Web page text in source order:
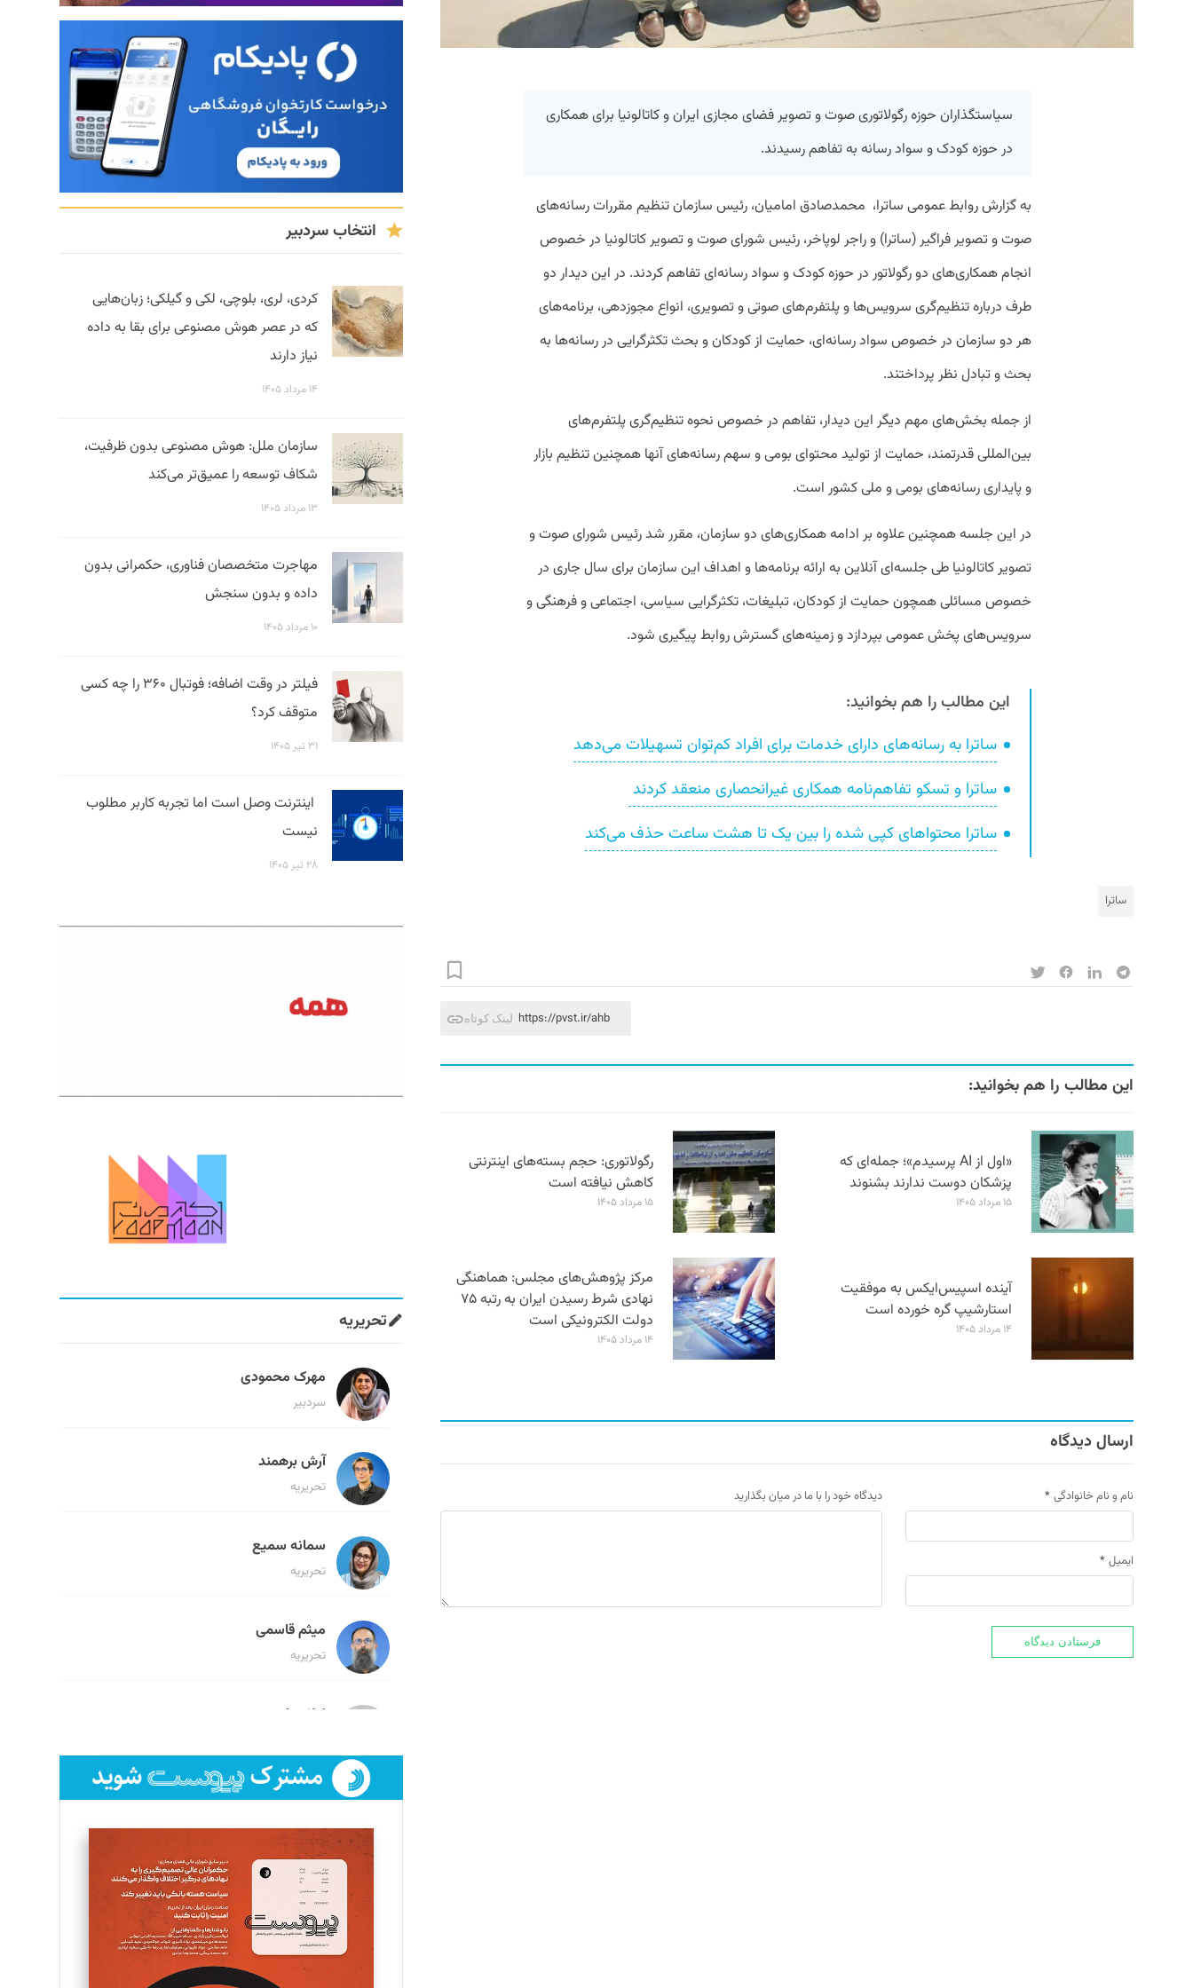
سیاستگذاران حوزه رگولاتوری صوت و تصویر فضای مجازی ایران و کاتالونیا برای همکاری
در حوزه کودک و سواد رسانه به تفاهم رسیدند.
به گزارش روابط عمومی ساترا، محمدصادق امامیان، رئیس سازمان تنظیم مقررات رسانه‌های
صوت و تصویر فراگیر (ساترا) و راجر لوپاخر، رئیس شورای صوت و تصویر کاتالونیا در خصوص
انجام همکاری‌های دو رگولاتور در حوزه کودک و سواد رسانه‌ای تفاهم کردند. در این دیدار دو
طرف درباره تنظیم‌گری سرویس‌ها و پلتفرم‌های صوتی و تصویری، انواع مجوزدهی، برنامه‌های
هر دو سازمان در خصوص سواد رسانه‌ای، حمایت از کودکان و بحث تکثرگرایی در رسانه‌ها به
بحث و تبادل نظر پرداختند.
از جمله‌ بخش‌های مهم دیگر این دیدار، تفاهم در خصوص نحوه تنظیم‌گری پلتفرم‌های
بین‌المللی قدرتمند، حمایت از تولید محتوای بومی و سهم رسانه‌های آنها همچنین تنظیم بازار
و پایداری رسانه‌های بومی و ملی کشور است.
در این جلسه همچنین علاوه بر ادامه همکاری‌های دو سازمان، مقرر شد رئیس شورای صوت و
تصویر کاتالونیا طی جلسه‌ای آنلاین به ارائه برنامه‌ها و اهداف این سازمان برای سال جاری در
خصوص مسائلی همچون حمایت از کودکان، تبلیغات، تکثرگرایی سیاسی، اجتماعی و فرهنگی و
سرویس‌های پخش عمومی بپردازد و زمینه‌های گسترش روابط پیگیری شود.
این مطالب را هم بخوانید:
ساترا به رسانه‌های دارای خدمات برای افراد کم‌توان تسهیلات می‌دهد
ساترا و تسکو تفاهم‌نامه همکاری غیرانحصاری منعقد کردند
ساترا محتواهای کپی شده را بین یک تا هشت ساعت حذف می‌کند
ساترا
لینک کوتاه https://pvst.ir/ahb
این مطالب را هم بخوانید:
«اول از AI پرسیدم»؛ جمله‌ای که
پزشکان دوست ندارند بشنوند
۱۵ مرداد ۱۴۰۵
رگولاتوری: حجم بسته‌های اینترنتی
کاهش نیافته است
۱۵ مرداد ۱۴۰۵
آینده اسپیس‌ایکس به موفقیت
استارشیپ گره خورده است
۱۴ مرداد ۱۴۰۵
مرکز پژوهش‌های مجلس: هماهنگی
نهادی شرط رسیدن ایران به رتبه ۷۵
دولت الکترونیکی است
۱۴ مرداد ۱۴۰۵
ارسال دیدگاه
نام و نام خانوادگی *
ایمیل *
دیدگاه خود را با ما در میان بگذارید
انتخاب سردبیر
کردی، لری، بلوچی، لکی و گیلکی؛ زبان‌هایی
که در عصر هوش مصنوعی برای بقا به داده
نیاز دارند
۱۴ مرداد ۱۴۰۵
سازمان ملل: هوش مصنوعی بدون ظرفیت،
شکاف توسعه را عمیق‌تر می‌کند
۱۳ مرداد ۱۴۰۵
مهاجرت متخصصان فناوری، حکمرانی بدون
داده و بدون سنجش
۱۰ مرداد ۱۴۰۵
فیلتر در وقت اضافه؛ فوتبال ۳۶۰ را چه کسی
متوقف کرد؟
۳۱ تیر ۱۴۰۵
اینترنت وصل است اما تجربه کاربر مطلوب
نیست
۲۸ تیر ۱۴۰۵
تحریریه
مهرک محمودی
سردبیر
آرش برهمند
تحریریه
سمانه سمیع
تحریریه
میثم قاسمی
تحریریه
لیلا حنارود
فائزه فتحی رستمی
تحریریه
سروش کرمیان
تحریریه
مینا پاکدل